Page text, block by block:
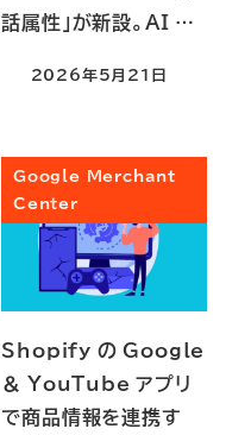
話属性」が新設。AI …
2026年5月21日
Google Merchant
Center
Shopify の Google
＆ YouTube アプリ
で商品情報を連携す